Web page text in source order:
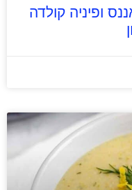
ופיניה קולדה